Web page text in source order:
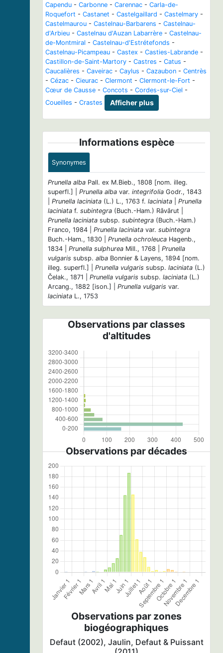
Capendu - Carbonne - Carennac - Carla-de-
Roquefort - Castanet - Castelgaillard - Castelmary -
Castelmaurou - Castelnau-Barbarens - Castelnau-
d'Arbieu - Castelnau d'Auzan Labarrère - Castelnau-
de-Montmiral - Castelnau-d'Estrétefonds -
Castelnau-Picampeau - Castex - Casties-Labrande -
Castillon-de-Saint-Martory - Castres - Catus -
Caucalières - Caveirac - Caylus - Cazaubon - Centrès
- Cézac - Cieurac - Clermont - Clermont-le-Fort -
Cœur de Causse - Concots - Cordes-sur-Ciel -
Coueilles - Crastes Afficher plus
Informations espèce
Synonymes
Prunella alba Pall. ex M.Bieb., 1808 [nom. illeg.
superfl.] | Prunella alba var. integrifolia Godr., 1843
Prunella laciniata (L.) L., 1763 f. laciniata
Prunella
laciniata f. subintegra (Buch.-Ham.) Rǎvǎrut |
Prunella laciniata subsp. subintegra (Buch.-Ham.)
Franco, 1984 | Prunella laciniata var. subintegra
Buch.-Ham., 1830 | Prunella ochroleuca Hagenb.,
1834 | Prunella sulphurea Mill., 1768 | Prunella
vulgaris subsp. alba Bonnier & Layens, 1894 [nom.
illeg. superfl.] | Prunella vulgaris subsp. laciniata (L.)
Čelak., 1871 | Prunella vulgaris subsp. laciniata (L.)
Arcang., 1882 [ison.] | Prunella vulgaris var.
laciniata L., 1753
Observations par classes
d'altitudes
Observations par décades
Observations par zones
biogéographiques
Defaut (2002), Jaulin, Defaut & Puissant